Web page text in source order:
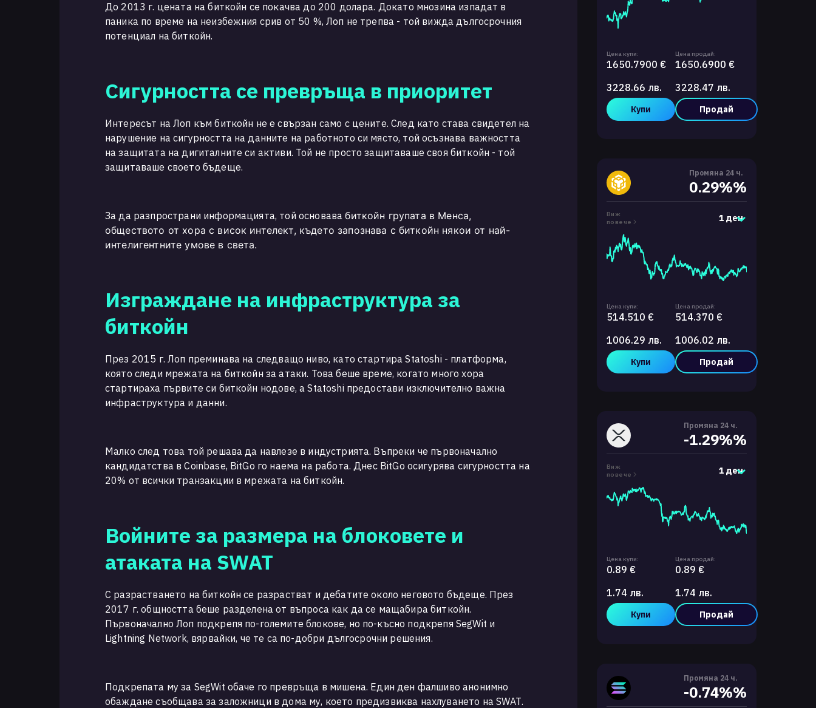
До 2013 г. цената на биткойн се покачва до 200 долара. Докато мнозина изпадат в
паника по време на неизбежния срив от 50 %, Лоп не трепва - той вижда дългосрочния
потенциал на биткойн.
Сигурността се превръща в приоритет
Интересът на Лоп към биткойн не е свързан само с цените. След като става свидетел на
нарушение на сигурността на данните на работното си място, той осъзнава важността
на защитата на дигиталните си активи. Той не просто защитаваше своя биткойн - той
защитаваше своето бъдеще.
За да разпространи информацията, той основавабиткойн групата в Менса,
обществото от хора с висок интелект, където запознава с биткойн някои от най-
интелигентните умове в света.
Изграждане на инфраструктура за
биткойн
През 2015 г. Лоп преминава на следващо ниво, като стартира Statoshi - платформа,
която следи мрежата на биткойн за атаки. Това беше време, когато много хора
стартираха първите си биткойн нодове, а Statoshi предостави изключително важна
инфраструктура и данни.
Малко след това той решава да навлезе в индустрията. Въпреки че първоначално
кандидатства в Coinbase, BitGo го наема на работа. Днес BitGo осигурява сигурността на
20% от всички транзакции в мрежата на биткойн.
Войните за размера на блоковете и
атаката на SWAT
С разрастването на биткойн се разрастват и дебатите около неговото бъдеще. През
2017 г. общността беше разделена от въпроса как да се мащабира биткойн.
Първоначално Лоп подкрепя по-големите блокове, но по-късно подкрепя SegWit и
Lightning Network, вярвайки, че те са по-добри дългосрочни решения.
Подкрепата му за SegWit обаче го превръща в мишена. Един ден фалшиво анонимно
обаждане съобщава за заложници в дома му, което предизвиква нахлуването на SWAT.
Цена купи:
1650.7900 €
3228.66 лв.
Купи
Цена продай:
1650.6900 €
3228.47 лв.
Продай
Промяна 24 ч.
0.29%%
Виж
повече
1 ден
Цена купи:
514.510 €
1006.29 лв.
Купи
Цена продай:
514.370 €
1006.02 лв.
Продай
Промяна 24 ч.
-1.29%%
Виж
повече
1 ден
Цена купи:
0.89 €
1.74 лв.
Купи
Цена продай:
0.89 €
1.74 лв.
Продай
Промяна 24 ч.
-0.74%%